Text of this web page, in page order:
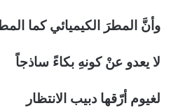
وأنَّ المطرَ الكيميائي كما
لا يعدو عنْ كونهِ بكاءً ساذجاً
لغيوم أرّقها دبيب الانتظار